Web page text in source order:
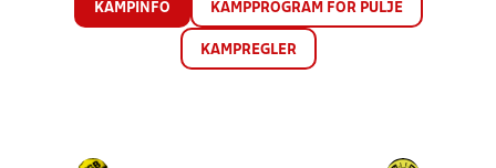
KAMPINFO KAMPPROGRAM FOR PULJE
KAMPREGLER